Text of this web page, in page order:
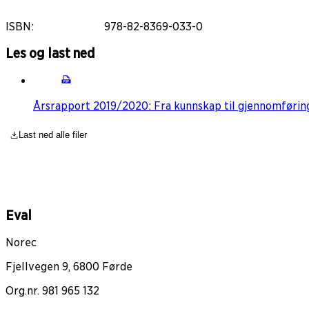
ISBN: 978-82-8369-033-0
Les og last ned
Årsrapport 2019/2020: Fra kunnskap til
Last ned alle filer
Eval
Norec
Fjellvegen 9, 6800 Førde
Org.nr. 981 965 132